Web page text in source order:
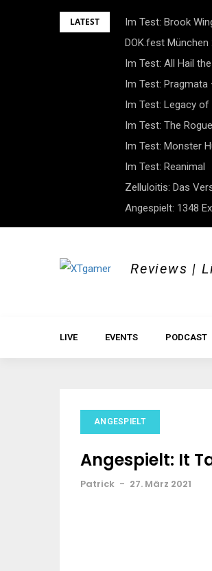
LATEST
Im Test: Brook
DOK.fest
Im Test: All Hail
Im Test:
Im Test: Legacy of
Im Test: The
Im Test: Monster
Im Test: Reanimal
Zelluloitis: Das
Angespielt: 1348
Reviews |
LIVE EVENTS PODCAST
ANGESPIELT
Angespielt: It
Patrick - 27. März 2021